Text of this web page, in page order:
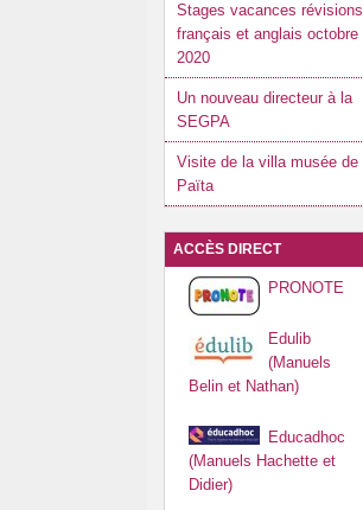
Stages vacances révisions
français et anglais octobre
2020
Un nouveau directeur à la
SEGPA
Visite de la villa musée de
Païta
ACCÈS DIRECT
PRONOTE
Edulib
(Manuels
Belin et Nathan)
Educadhoc
(Manuels Hachette et
Didier)